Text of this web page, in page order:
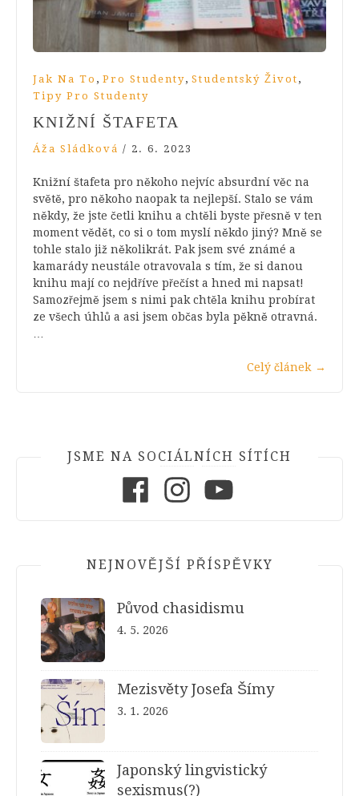
Jak Na To , Pro Studenty, Studentský Život ,
Tipy Pro Studenty
KNIŽNÍ ŠTAFETA
Áža Sládková / 2. 6. 2023
Knižní štafeta pro někoho nejvíc absurdní věc na
světě, pro někoho naopak ta nejlepší. Stalo se vám
někdy, že jste četli knihu a chtěli byste přesně v ten
moment vědět, co si o tom myslí někdo jiný? Mně se
tohle stalo již několikrát. Pak jsem své známé a
kamarády neustále otravovala s tím, že si danou
knihu mají co nejdříve přečíst a hned mi napsat!
Samozřejmě jsem s nimi pak chtěla knihu probírat
ze všech úhlů a asi jsem občas byla pěkně otravná.
…
Celý článek →
JSME NA SOCIÁLNÍCH SÍTÍCH
NEJNOVĚJŠÍ PŘÍSPĚVKY
Původ chasidismu
4. 5. 2026
Mezisvěty Josefa Šímy
3. 1. 2026
Japonský lingvistický
sexismus(?)